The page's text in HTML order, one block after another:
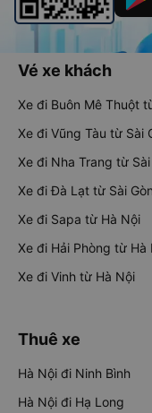
Vé xe khách
Xe đi Buôn Mê Thuột
Xe đi Vũng Tàu từ Sài
Xe đi Nha Trang từ Sài
Xe đi Đà Lạt từ Sài Gòn
Xe đi Sapa từ Hà Nội
Xe đi Hải Phòng từ Hà
Xe đi Vinh từ Hà Nội
Thuê xe
Hà Nội đi Ninh Bình
Hà Nội đi Hạ Long